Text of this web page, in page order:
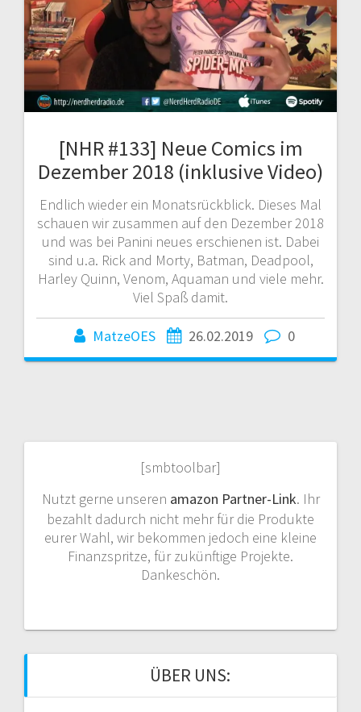
[NHR #133] Neue Comics im
Dezember 2018 (inklusive Video)
Endlich wieder ein Monatsrückblick. Dieses Mal
schauen wir zusammen auf den Dezember 2018
und was bei Panini neues erschienen ist. Dabei
sind u.a. Rick and Morty, Batman, Deadpool,
Harley Quinn, Venom, Aquaman und viele mehr.
Viel Spaß damit.
MatzeOES 26.02.2019 0
[smbtoolbar]
Nutzt gerne unseren amazon Partner-Link. Ihr
bezahlt dadurch nicht mehr für die Produkte
eurer Wahl, wir bekommen jedoch eine kleine
Finanzspritze, für zukünftige Projekte.
Dankeschön.
ÜBER UNS: